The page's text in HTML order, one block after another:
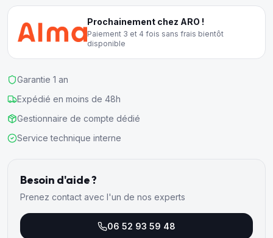
Prochainement chez ARO !
Paiement 3 et 4 fois sans frais bientôt
disponible
Garantie 1 an
Expédié en moins de 48h
Gestionnaire de compte dédié
Service technique interne
Besoin d'aide ?
Prenez contact avec l'un de nos experts
06 52 93 59 48